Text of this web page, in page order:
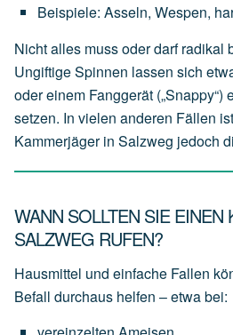
Beispiele: Asseln, Wespen,
Nicht alles muss oder darf radikal
Ungiftige Spinnen lassen sich
oder einem Fanggerät
setzen. In vielen anderen Fällen
Kammerjäger in Salzweg jedoch
WANN SOLLTEN SIE EINEN
SALZWEG RUFEN?
Hausmittel und einfache Fallen
Befall durchaus helfen – etwa bei: